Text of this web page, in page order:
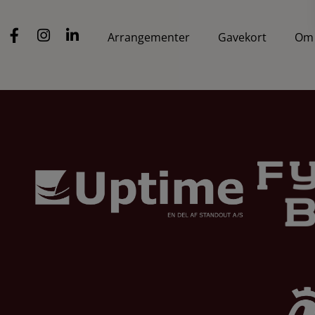
Arrangementer Gavekort